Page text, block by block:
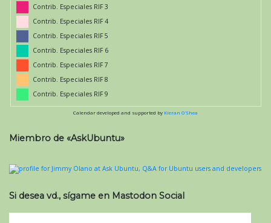
Contrib. Especiales RIF 3
Contrib. Especiales RIF 4
Contrib. Especiales RIF 5
Contrib. Especiales RIF 6
Contrib. Especiales RIF 7
Contrib. Especiales RIF 8
Contrib. Especiales RIF 9
Calendar developed and supported by Kieran O'Shea
Miembro de «AskUbuntu»
Si desea vd., sígame en Mastodon Social